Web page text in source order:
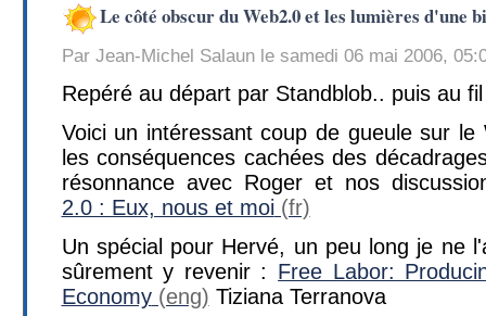
Le côté obscur du Web2.0 et les lumières d'une
Par Jean-Michel Salaun le samedi 06 mai 2006,
Repéré au départ par Standblob.. puis au
Voici un intéressant coup de gueule sur
les conséquences cachées des
résonnance avec Roger et nos
2.0 : Eux, nous et moi
Un spécial pour Hervé, un peu long je ne
sûrement y revenir : Free Labor:
Economy
Tiziana Terranova